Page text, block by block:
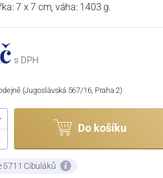
7 x 7 cm, váha: 1403 g.
s DPH
(Jugoslávská 567/16, Praha 2)
Do košíku
5711 Cibuláků